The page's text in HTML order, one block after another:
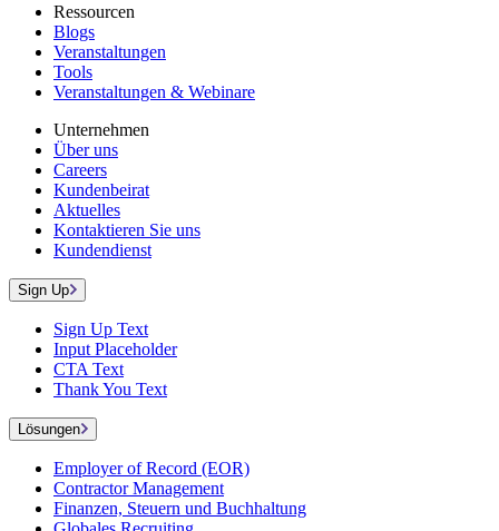
Ressourcen
Blogs
Veranstaltungen
Tools
Veranstaltungen & Webinare
Unternehmen
Über uns
Careers
Kundenbeirat
Aktuelles
Kontaktieren Sie uns
Kundendienst
Sign Up
Sign Up Text
Input Placeholder
CTA Text
Thank You Text
Lösungen
Employer of Record (EOR)
Contractor Management
Finanzen, Steuern und Buchhaltung